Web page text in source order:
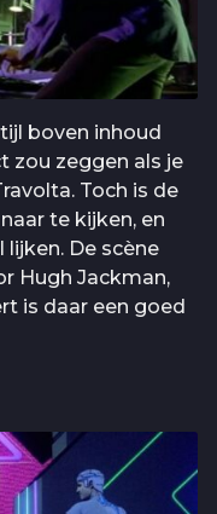
boven inhoud
zou zeggen als je
Toch is de
te kijken, en
lijken. De scène
Hugh Jackman,
is daar een goed